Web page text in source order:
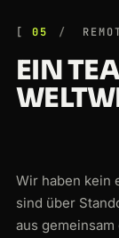
05
EIN
Wir haben kein
sind über
aus